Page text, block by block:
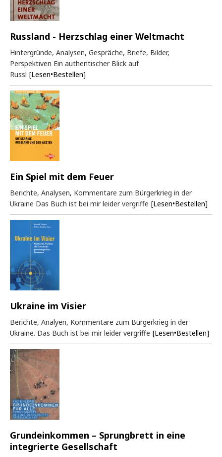
Russland - Herzschlag einer Weltmacht
Hintergründe, Analysen, Gespräche, Briefe, Bilder,
Perspektiven Ein authentischer Blick auf
Russl [Lesen•Bestellen]
Ein Spiel mit dem Feuer
Berichte, Analysen, Kommentare zum Bürgerkrieg in der
Ukraine Das Buch ist bei mir leider vergriffe [Lesen•Bestellen]
Ukraine im Visier
Berichte, Analyen, Kommentare zum Bürgerkrieg in der
Ukraine. Das Buch ist bei mir leider vergriffe [Lesen•Bestellen]
Grundeinkommen – Sprungbrett in eine
integrierte Gesellschaft